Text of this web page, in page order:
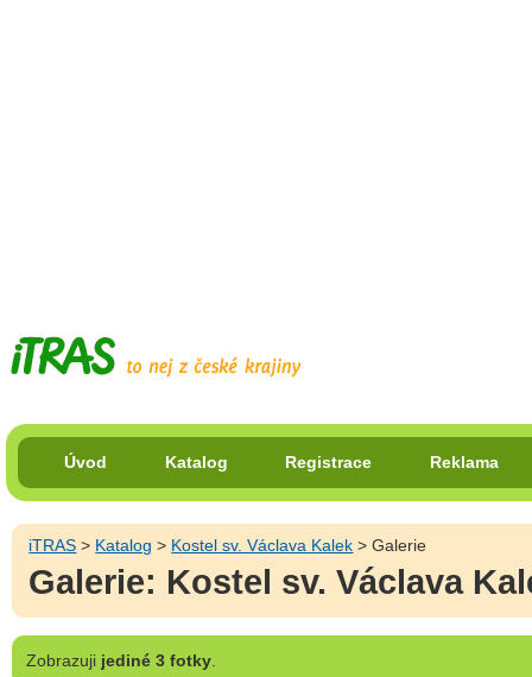
Úvod Katalog Registrace Reklama
iTRAS > Katalog > Kostel sv. Václava Kalek > Galerie
Galerie: Kostel sv. Václava
Zobrazuji jediné 3 fotky.